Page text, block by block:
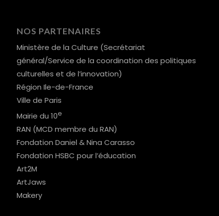
NOS PARTENAIRES
Ministère de la Culture (Secrétariat
général/Service de la coordination des politiques
culturelles et de l’innovation)
Région Ile-de-France
Ville de Paris
Mairie du 10e
RAN (MCD membre du RAN)
Fondation Daniel & Nina Carasso
Fondation HSBC pour l’éducation
Art2M
ArtJaws
Makery